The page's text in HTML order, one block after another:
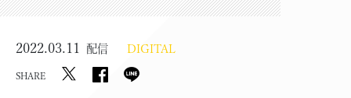
2022.03.11 配信 DIGITAL
SHARE